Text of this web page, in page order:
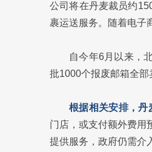
公司将在丹麦裁员约
裹运送服务。随着电子
自今年6月以来，
批1000个报废邮箱全部
根据相关安排，丹
门店，或支付额外费用
提供服务，政府仍需介